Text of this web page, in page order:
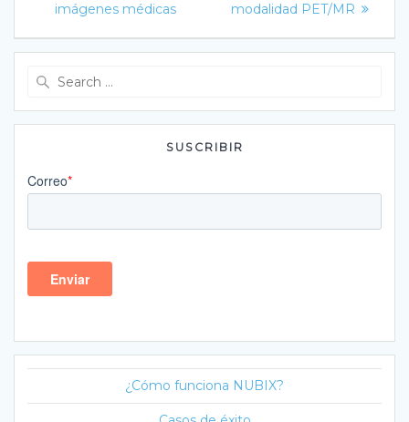
entradas
imágenes médicas
modalidad PET/MR
SUSCRIBIR
¿Cómo funciona NUBIX?